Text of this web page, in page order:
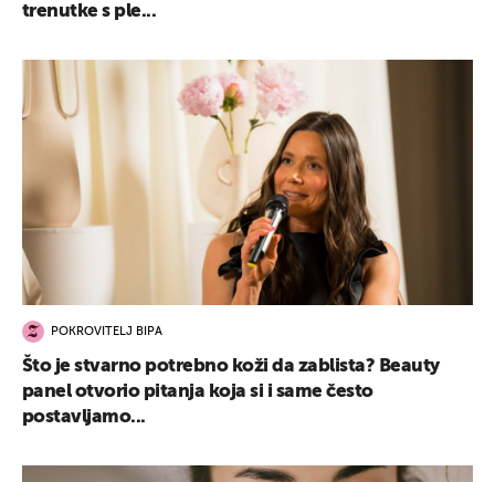
trenutke s ple...
POKROVITELJ BIPA
Što je stvarno potrebno koži da zablista? Beauty
panel otvorio pitanja koja si i same često
postavljamo...